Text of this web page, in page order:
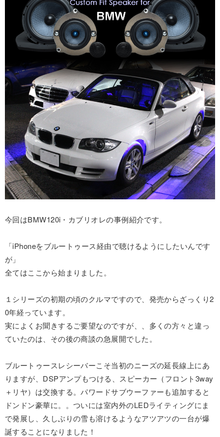
今回はBMW120i・カブリオレの事例紹介です。
「iPhoneをブルートゥース経由で聴けるようにしたいんです
が」
全てはここから始まりました。
１シリーズの初期の頃のクルマですので、発売からざっくり2
0年経っています。
実によくお聞きするご要望なのですが、、多くの方々と違っ
ていたのは、その後の商談の急展開でした。
ブルートゥースレシーバーこそ当初のニーズの延長線上にあ
りますが、DSPアンプもつける、スピーカー（フロント3way
＋リヤ）は交換する。パワードサブウーファーも追加すると
ドンドン豪華に。。ついには室内外のLEDライティングにま
で発展し、久しぶりの雪も溶けるようなアツアツの一台が爆
誕することになりました！